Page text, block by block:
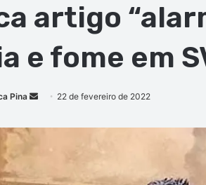
artigo
e fome em
Pina
Mande
e-
22 de fevereiro de 2022